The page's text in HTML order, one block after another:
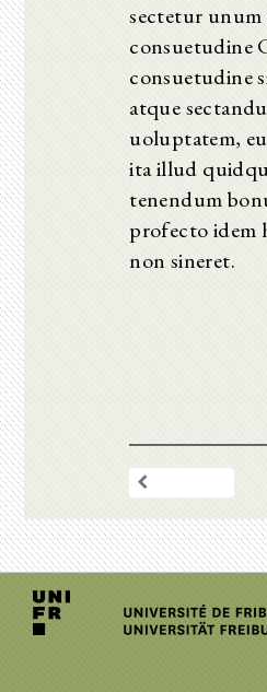
sectetur unum
consuetudine
consuetudine
atque
uoluptatem,
ita illud
tenendum
profecto idem
non sineret.